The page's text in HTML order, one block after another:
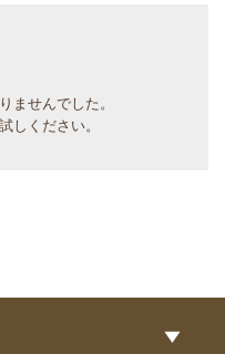
ませんでした。
しください。